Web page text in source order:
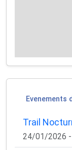
Evenements
Trail
24/01/2026